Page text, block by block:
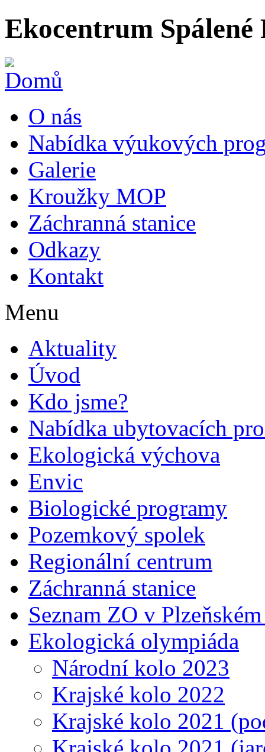
Ekocentrum Spálené
O nás
Nabídka výukových
Galerie
Kroužky MOP
Záchranná stanice
Odkazy
Kontakt
Menu
Aktuality
Úvod
Kdo jsme?
Nabídka ubytovacích
Ekologická výchova
Envic
Biologické programy
Pozemkový spolek
Regionální centrum
Záchranná stanice
Seznam ZO v
Ekologická olympiáda
Národní kolo 2023
Krajské kolo 2022
Krajské kolo 2021